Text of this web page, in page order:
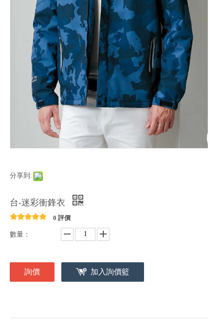
分享到:
台-迷彩衝鋒衣
0 評價
數量：
詢價 加入詢價籃